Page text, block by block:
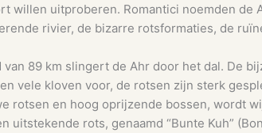
willen uitproberen. Romantici noemden de
rivier, de bizarre rotsformaties, de
van 89 km slingert de Ahr door het dal. De
vele kloven voor, de rotsen zijn sterk
rotsen en hoog oprijzende bossen, wordt
uitstekende rots, genaamd “Bunte Kuh”